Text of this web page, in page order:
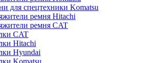
для спецтехники Komatsu
ремня Hitachi
ремня CAT
CAT
Hitachi
Hyundai
Komatsu